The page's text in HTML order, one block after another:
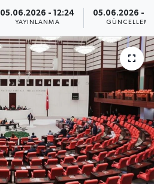
05.06.2026 - 12:24
YAYINLANMA
05.06.2026 -
GÜNCELLEME